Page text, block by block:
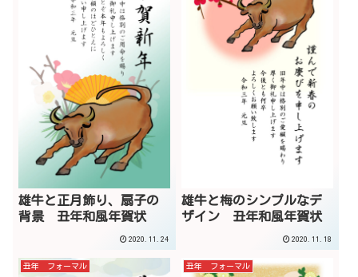
雄牛と正月飾り、扇子の
背景 丑年和風年賀状
2020.11.24
雄牛と梅のシンプルなデ
ザイン 丑年和風年賀状
2020.11.18
丑年 フォーマル 丑年 フォーマル